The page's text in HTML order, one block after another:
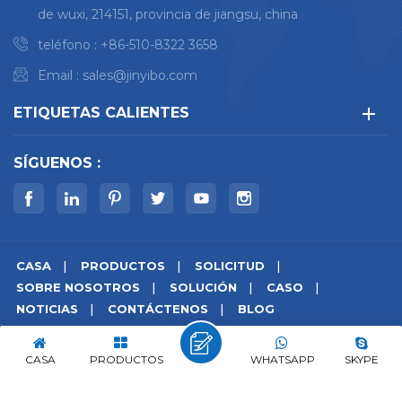
de wuxi, 214151, provincia de jiangsu, china
teléfono : +86-510-8322 3658
Email : sales@jinyibo.com
ETIQUETAS CALIENTES
SÍGUENOS :
CASA PRODUCTOS
SOLICITUD
SOBRE NOSOTROS
SOLUCIÓN
CASO
NOTICIAS
CONTÁCTENOS
BLOG
© derechos de autor © 2026 Wuxi Jinyibo Instrument
Technology Co.,Ltd todos los derechos reservados.
CASA PRODUCTOS SKYPE
WHATSAPP